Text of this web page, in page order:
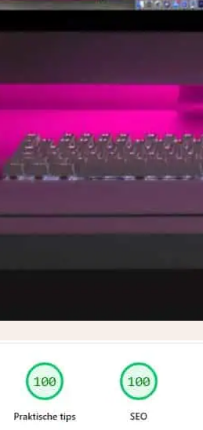
kozen we voorSmart
‘één-cache-past-alles’
site gebruikt wordt.
site toch direct
maken we gebruik van
stylesheets en
bij de bezoeker
gebruikerservaring —
te controleren
actie, maar iets dat je